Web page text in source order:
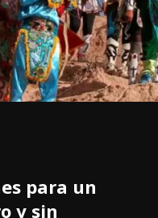
para un
y sin